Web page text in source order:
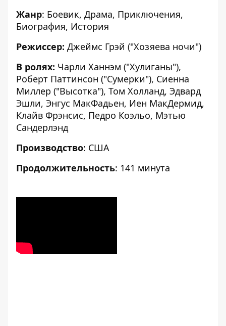
Жанр: Боевик, Драма, Приключения,
Биография, История
Режиссер: Джеймс Грэй ("Хозяева ночи")
В ролях: Чарли Ханнэм ("Хулиганы"),
Роберт Паттинсон ("Сумерки"), Сиенна
Миллер ("Высотка"), Том Холланд, Эдвард
Эшли, Энгус МакФадьен, Иен МакДермид,
Клайв Фрэнсис, Педро Коэльо, Мэтью
Сандерлэнд
Производство: США
Продолжительность: 141 минута